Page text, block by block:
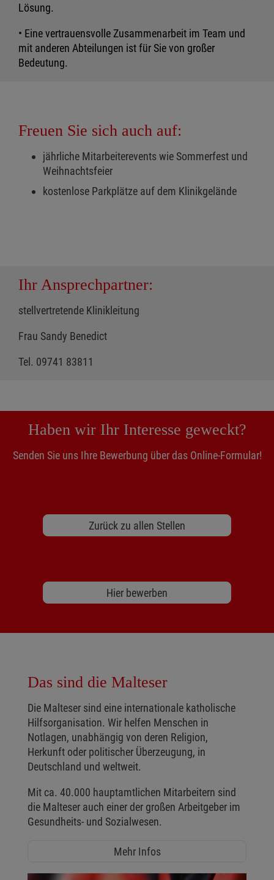
Lösung.
• Eine vertrauensvolle Zusammenarbeit im Team und
mit anderen Abteilungen ist für Sie von großer
Bedeutung.
Freuen Sie sich auch auf:
jährliche Mitarbeiterevents wie Sommerfest und
Weihnachtsfeier
kostenlose Parkplätze auf dem Klinikgelände
Ihr Ansprechpartner:
stellvertretende Klinikleitung
Frau Sandy Benedict
Tel. 09741 83811
Haben wir Ihr Interesse geweckt?
Senden Sie uns Ihre Bewerbung über das Online-Formular!
Zurück zu allen Stellen
Hier bewerben
Das sind die Malteser
Die Malteser sind eine internationale katholische
Hilfsorganisation. Wir helfen Menschen in
Notlagen, unabhängig von deren Religion,
Herkunft oder politischer Überzeugung, in
Deutschland und weltweit.
Mit ca. 40.000 hauptamtlichen Mitarbeitern sind
die Malteser auch einer der großen Arbeitgeber im
Gesundheits- und Sozialwesen.
Mehr Infos